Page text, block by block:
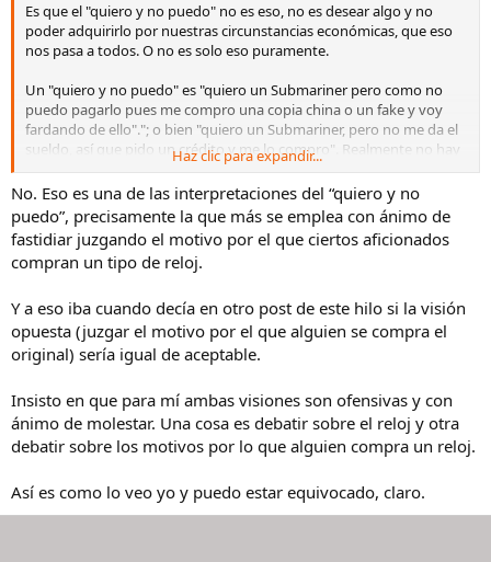
Es que el "quiero y no puedo" no es eso, no es desear algo y no
poder adquirirlo por nuestras circunstancias económicas, que eso
nos pasa a todos. O no es solo eso puramente.
Un "quiero y no puedo" es "quiero un Submariner pero como no
puedo pagarlo pues me compro una copia china o un fake y voy
fardando de ello"."; o bien "quiero un Submariner, pero no me da el
sueldo, así que pido un crédito y me lo compro". Realmente no hay
otra forma de ver o usar el "quiero y no puedo" porque es algo
despectivo en sí mismo, ya que refleja una situación muy concreta.
Al menos tal como lo veo yo, que puedo estar equivocado.
Haz clic para expandir...
No. Eso es una de las interpretaciones del “quiero y no
puedo”, precisamente la que más se emplea con ánimo de
fastidiar juzgando el motivo por el que ciertos aficionados
compran un tipo de reloj.
Y a eso iba cuando decía en otro post de este hilo si la visión
opuesta (juzgar el motivo por el que alguien se compra el
original) sería igual de aceptable.
Insisto en que para mí ambas visiones son ofensivas y con
ánimo de molestar. Una cosa es debatir sobre el reloj y otra
debatir sobre los motivos por lo que alguien compra un reloj.
Así es como lo veo yo y puedo estar equivocado, claro.